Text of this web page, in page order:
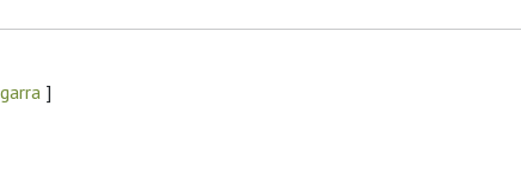
]